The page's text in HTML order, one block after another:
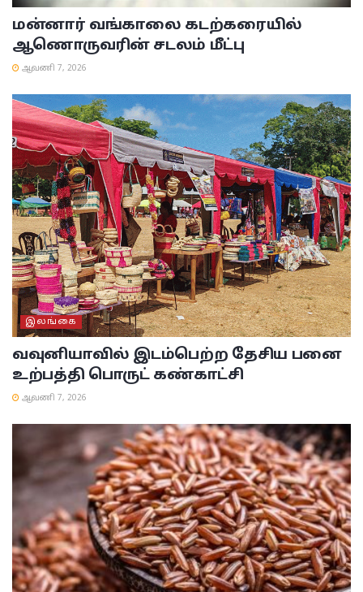
மன்னார் வங்காலை கடற்கரையில்
ஆணொருவரின் சடலம் மீட்பு
ஆவணி 7, 2026
இலங்கை
வவுனியாவில் இடம்பெற்ற தேசிய பனை
உற்பத்தி பொருட் கண்காட்சி
ஆவணி 7, 2026